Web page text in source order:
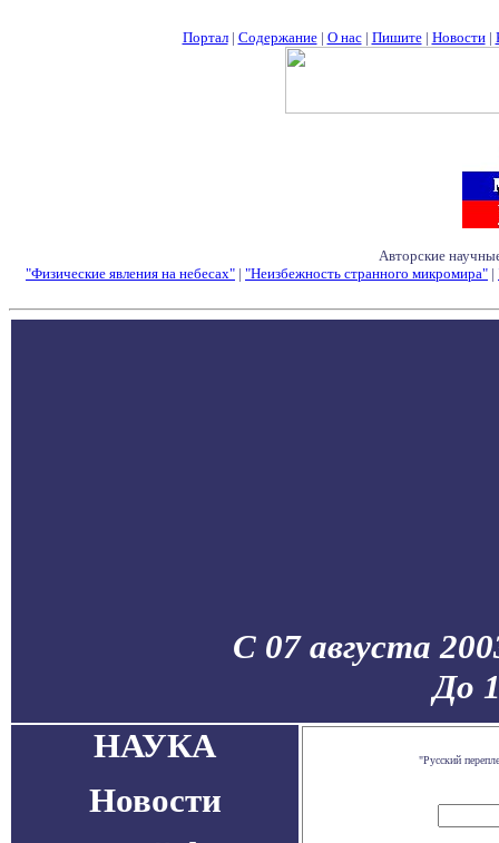
Портал| Содержание| О нас| Пишите| Новости|
Авторские
"Физические явления на небесах" | "Неизбежность странного микромира" |
С 07 августа
До
НАУКА
Новости
"Русский